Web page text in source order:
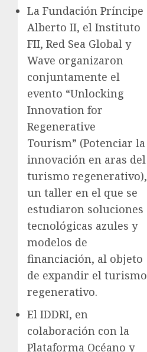
La Fundación Príncipe
Alberto II, el Instituto
FII, Red Sea Global y
Wave organizaron
conjuntamente el
evento “Unlocking
Innovation for
Regenerative
Tourism” (Potenciar la
innovación en aras del
turismo regenerativo),
un taller en el que se
estudiaron soluciones
tecnológicas azules y
modelos de
financiación, al objeto
de expandir el turismo
regenerativo.
El IDDRI, en
colaboración con la
Plataforma Océano y